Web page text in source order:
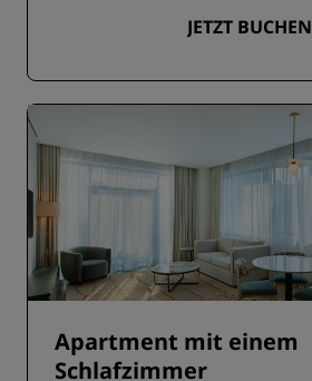
JETZT BUCHEN
Apartment mit einem
Schlafzimmer